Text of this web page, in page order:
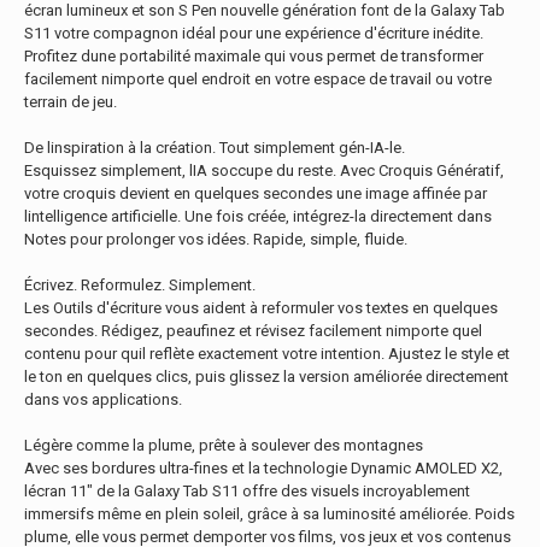
écran lumineux et son S Pen nouvelle génération font de la Galaxy Tab
S11 votre compagnon idéal pour une expérience d'écriture inédite.
Profitez dune portabilité maximale qui vous permet de transformer
facilement nimporte quel endroit en votre espace de travail ou votre
terrain de jeu.
De linspiration à la création. Tout simplement gén-IA-le.
Esquissez simplement, lIA soccupe du reste. Avec Croquis Génératif,
votre croquis devient en quelques secondes une image affinée par
lintelligence artificielle. Une fois créée, intégrez-la directement dans
Notes pour prolonger vos idées. Rapide, simple, fluide.
Écrivez. Reformulez. Simplement.
Les Outils d'écriture vous aident à reformuler vos textes en quelques
secondes. Rédigez, peaufinez et révisez facilement nimporte quel
contenu pour quil reflète exactement votre intention. Ajustez le style et
le ton en quelques clics, puis glissez la version améliorée directement
dans vos applications.
Légère comme la plume, prête à soulever des montagnes
Avec ses bordures ultra-fines et la technologie Dynamic AMOLED X2,
lécran 11" de la Galaxy Tab S11 offre des visuels incroyablement
immersifs même en plein soleil, grâce à sa luminosité améliorée. Poids
plume, elle vous permet demporter vos films, vos jeux et vos contenus